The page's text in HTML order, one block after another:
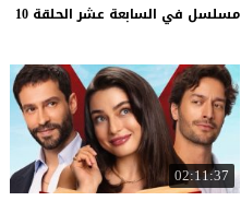
مسلسل في السابعة عشر الحلقة 10
02:11:37